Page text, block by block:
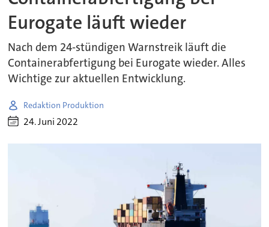
Eurogate läuft wieder
Nach dem 24-stündigen Warnstreik läuft die
Containerabfertigung bei Eurogate wieder. Alles
Wichtige zur aktuellen Entwicklung.
Redaktion Produktion
24. Juni 2022